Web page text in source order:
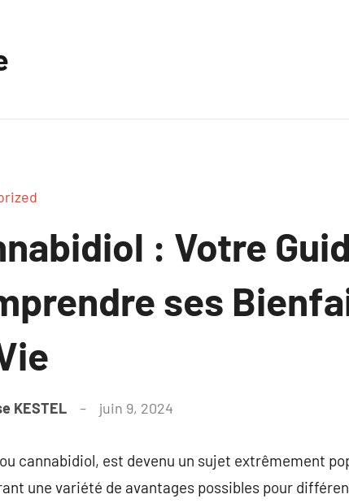
: Votre
ses
KESTEL juin 9, 2024
cannabidiol, est devenu un sujet extrêmement
une variété de avantages possibles pour